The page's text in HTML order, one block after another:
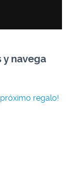
y navega
regalo!